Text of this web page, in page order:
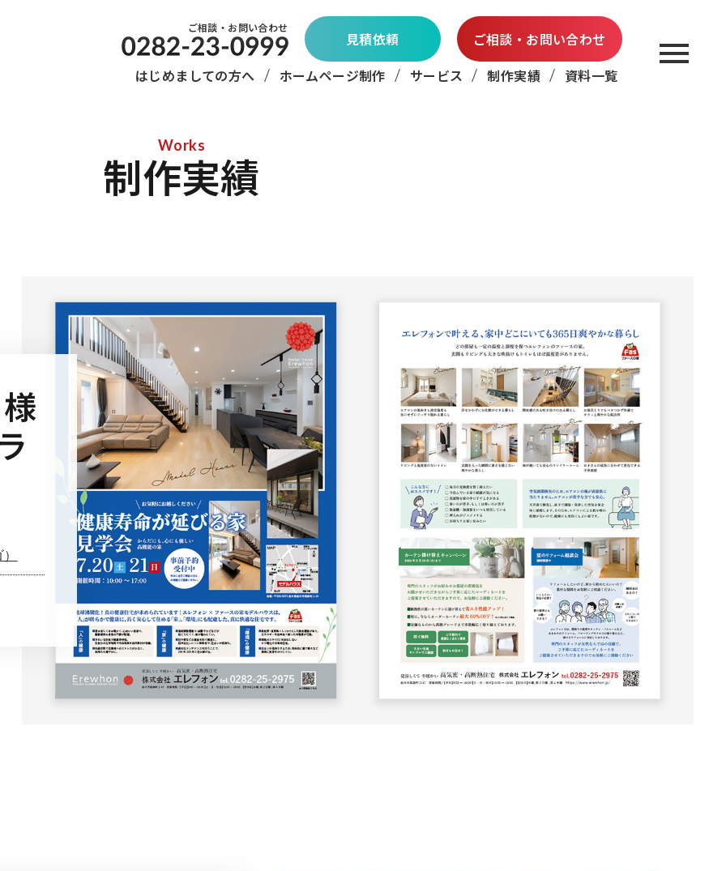
はじめましての方へ ホームページ制作 サービス 制作実績 資料一覧
ご相談・お問い合わせ
見積依頼 ご相談・お問い合わせ
Works
制作実績